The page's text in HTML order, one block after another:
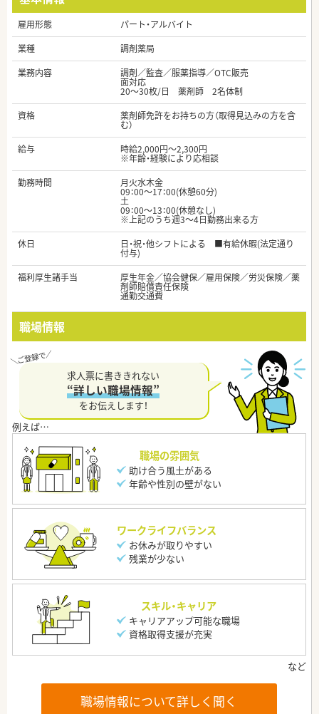
雇用形態
パート・アルバイト
業種
調剤薬局
業務内容
調剤／監査／服薬指導／OTC販売
面対応
20～30枚/日 薬剤師 2名体制
資格
薬剤師免許をお持ちの方（取得見込みの方を含
む）
給与
時給2,000円～2,300円
※年齢・経験により応相談
勤務時間
月火水木金
09：00～17：00(休憩60分)
土
09：00～13：00(休憩なし)
※上記のうち週3～4日勤務出来る方
休日
日・祝・他シフトによる ■有給休暇(法定通り
付与)
福利厚生諸手当
厚生年金／協会健保／雇用保険／労災保険／薬
剤師賠償責任保険
通勤交通費
職場情報
求人票に書ききれない
“詳しい職場情報”
をお伝えします！
職場の雰囲気
助け合う風土がある
年齢や性別の壁がない
ワークライフバランス
お休みが取りやすい
残業が少ない
スキル・キャリア
キャリアアップ可能な職場
資格取得支援が充実
職場情報について詳しく聞く